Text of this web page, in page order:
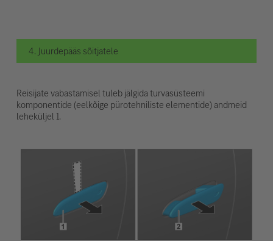
4. Juurdepääs sõitjatele
Reisijate vabastamisel tuleb jälgida turvasüsteemi
komponentide (eelkõige pürotehniliste elementide) andmeid
leheküljel 1.